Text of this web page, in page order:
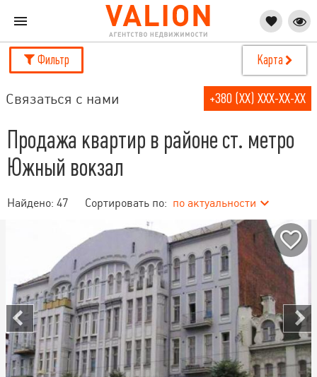
Фильтр Карта
Связаться с нами +380 (XX) XXX-XX-XX
Продажа квартир в районе ст. метро
Южный вокзал
Найдено: 47 Сортировать по: по актуальности